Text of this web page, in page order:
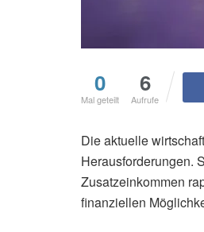
0
Mal geteilt
6
Aufrufe
Die aktuelle
Herausforderungen.
Zusatzeinkommen
finanziellen